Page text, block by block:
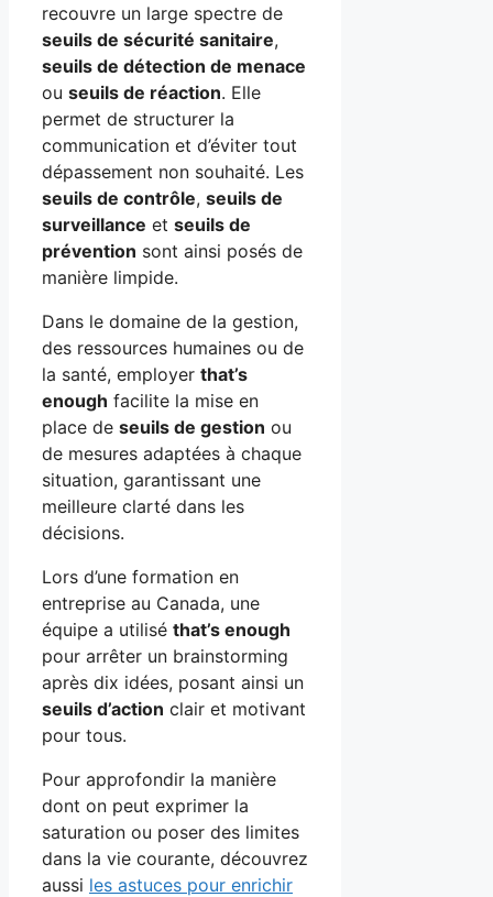
recouvre un large spectre de
seuils de sécurité sanitaire,
seuils de détection de menace
ou seuils de réaction. Elle
permet de structurer la
communication et d’éviter tout
dépassement non souhaité. Les
seuils de contrôle, seuils de
surveillance et seuils de
prévention sont ainsi posés de
manière limpide.
Dans le domaine de la gestion,
des ressources humaines ou de
la santé, employer that’s
enough facilite la mise en
place de seuils de gestion ou
de mesures adaptées à chaque
situation, garantissant une
meilleure clarté dans les
décisions.
Lors d’une formation en
entreprise au Canada, une
équipe a utilisé that’s enough
pour arrêter un brainstorming
après dix idées, posant ainsi un
seuils d’action clair et motivant
pour tous.
Pour approfondir la manière
dont on peut exprimer la
saturation ou poser des limites
dans la vie courante, découvrez
aussi les astuces pour enrichir